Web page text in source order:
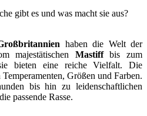
gibt es und was macht sie aus?
haben die Welt der
majestätischen Mastiffbis zum
bieten eine reiche Vielfalt. Die
Größen und Farben.
bis hin zu leidenschaftlichen
passende Rasse.